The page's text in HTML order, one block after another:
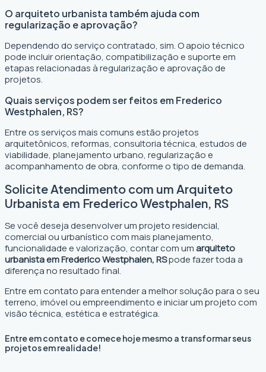
O arquiteto urbanista também ajuda com
regularização e aprovação?
Dependendo do serviço contratado, sim. O apoio técnico
pode incluir orientação, compatibilização e suporte em
etapas relacionadas à regularização e aprovação de
projetos.
Quais serviços podem ser feitos em Frederico
Westphalen, RS?
Entre os serviços mais comuns estão projetos
arquitetônicos, reformas, consultoria técnica, estudos de
viabilidade, planejamento urbano, regularização e
acompanhamento de obra, conforme o tipo de demanda.
Solicite Atendimento com um Arquiteto
Urbanista em Frederico Westphalen, RS
Se você deseja desenvolver um projeto residencial,
comercial ou urbanístico com mais planejamento,
funcionalidade e valorização, contar com umarquiteto
urbanista em Frederico Westphalen, RSpode fazer toda a
diferença no resultado final.
Entre em contato para entender a melhor solução para o seu
terreno, imóvel ou empreendimento e iniciar um projeto com
visão técnica, estética e estratégica.
Entre em contato e comece hoje mesmo a transformar seus
projetos em realidade!